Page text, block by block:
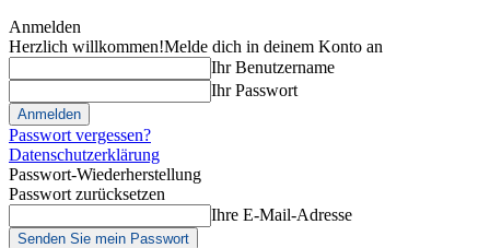
Anmelden
Herzlich willkommen!Melde dich in deinem Konto an
Ihr Benutzername
Ihr Passwort
Passwort vergessen?
Datenschutzerklärung
Passwort-Wiederherstellung
Passwort zurücksetzen
Ihre E-Mail-Adresse